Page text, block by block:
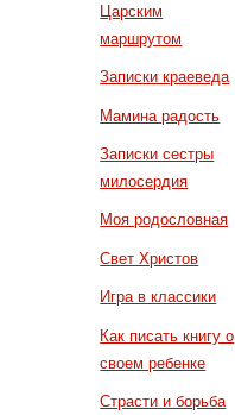
Царским
маршрутом
Записки краеведа
Мамина радость
Записки сестры
милосердия
Моя родословная
Свет Христов
Игра в классики
Как писать книгу о
своем ребенке
Страсти и борьба